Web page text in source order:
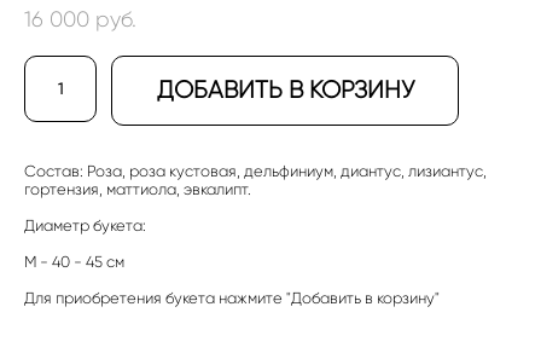
16 000 pуб.
ДОБАВИТЬ В КОРЗИНУ
Состав: Роза, роза кустовая, дельфиниум, диантус, лизиантус,
гортензия, маттиола, эвкалипт.
Диаметр букета:
М - 40 - 45 см
Для приобретения букета нажмите "Добавить в корзину"